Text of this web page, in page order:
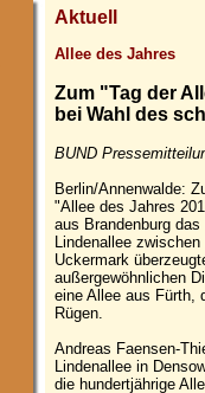
Aktuell
Allee des Jahres
Zum "Tag der
bei Wahl des
BUND
Berlin/Annenwalde:
"Allee des Jahres
aus Brandenburg
Lindenallee
Uckermark
außergewöhnlichen
eine Allee aus Fürth,
Rügen.
Andreas Faensen-
Lindenallee in
die hundertjährige